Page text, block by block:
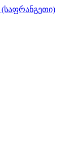
(საფრანგეთი)